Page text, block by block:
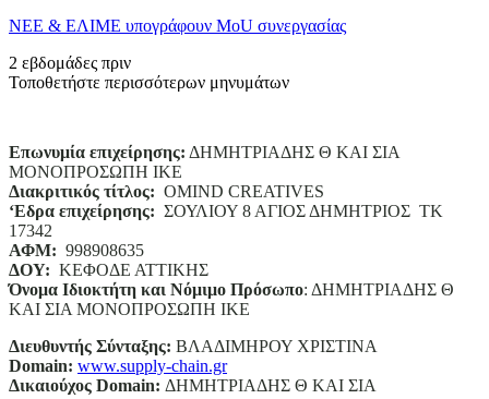
ΝΕΕ & ΕΛΙΜΕ υπογράφουν MoU συνεργασίας
2 εβδομάδες πριν
Τοποθετήστε περισσότερων μηνυμάτων
Επωνυμία επιχείρησης: ΔΗΜΗΤΡΙΑΔΗΣ Θ ΚΑΙ ΣΙΑ
ΜΟΝΟΠΡΟΣΩΠΗ ΙΚΕ
Διακριτικός τίτλος: ΟΜΙΝD CREATIVES
‘Eδρα επιχείρησης: ΣΟΥΛΙΟΥ 8 ΑΓΙΟΣ ΔΗΜΗΤΡΙΟΣ ΤΚ
17342
ΑΦΜ: 998908635
ΔΟΥ: ΚΕΦΟΔΕ ΑΤΤΙΚΗΣ
Όνομα Ιδιοκτήτη και Νόμιμο Πρόσωπο: ΔΗΜΗΤΡΙΑΔΗΣ Θ
ΚΑΙ ΣΙΑ ΜΟΝΟΠΡΟΣΩΠΗ ΙΚΕ
Διευθυντής Σύνταξης: ΒΛΑΔΙΜΗΡΟΥ ΧΡΙΣΤΙΝΑ
Domain: www.supply-chain.gr
Δικαιούχος Domain: ΔΗΜΗΤΡΙΑΔΗΣ Θ ΚΑΙ ΣΙΑ